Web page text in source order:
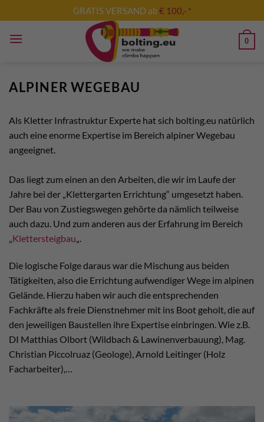
Inhalt
springen
GRATIS VERSAND ab€ 100,- *
0
ALPINER WEGEBAU
Als Kletter Infrastruktur Experte hat sich bolting.eu natürlich
auch eine enorme Expertise im Bereich alpiner Wegebau
angeeignet.
Das liegt zum einen an den Arbeiten, die wir im Laufe der
Jahre bei der „Klettergarten Errichtung“ umgesetzt haben.
Der Bau von Zustiegswegen gehörte da nämlich teilweise
auch dazu. Und zum anderen aus der Erfahrung im Bereich
„Klettersteigbau„.
Die logische Folge daraus war die Mischung aus beiden
Tätigkeiten, also die Errichtung aufwendiger Wege im alpinen
Gelände. Hierzu haben wir auch die entsprechenden
Fachkräfte als freie Dienstnehmer mit ins Boot geholt, die auf
den jeweiligen Baustellen ihre Expertise einbringen. Wie z.B.
DI Matthias Olbort (Wildbach & Lawinenverbauung), Mag.
Christian Piccolruaz (Geologe), Arnold Leitinger (Holz
Facharbeiter),…